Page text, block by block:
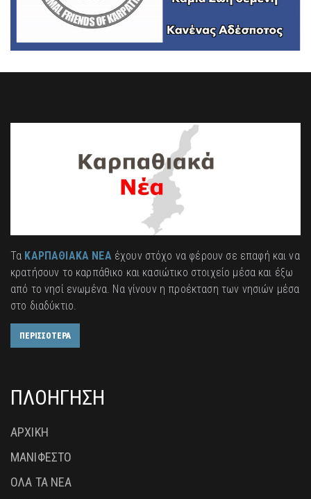
Τα ΚΑΡΠΑΘΙΑΚΑ ΝΕΑέχουν στόχο να φέρουν σε επαφή και να
κρατήσουν το καρπάθικο και κασιώτικο στοιχείο μέσα και έξω
από το νησί ενωμένα. Να γίνουν η προέκταση των νησιών μέσα
στο διαδύκτιο.
ΠΕΡΙΣΣΟΤΕΡΑ
ΠΛΟΗΓΗΣΗ
ΑΡΧΙΚΗ
ΜΑΝΙΦΕΣΤΟ
ΟΛΑ ΤΑ ΝΕΑ